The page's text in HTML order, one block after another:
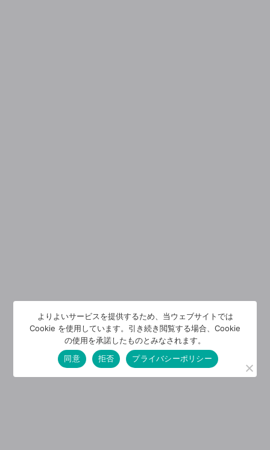
よりよいサービスを提供するため、当ウェブサイトでは
Cookie を使用しています。引き続き閲覧する場合、Cookie
の使用を承諾したものとみなされます。
同意
拒否 プライバシーポリシー